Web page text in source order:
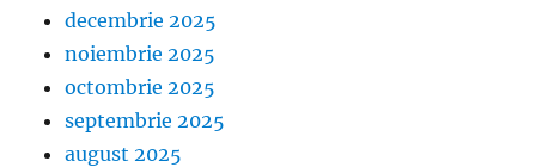
decembrie 2025
noiembrie 2025
octombrie 2025
septembrie 2025
august 2025